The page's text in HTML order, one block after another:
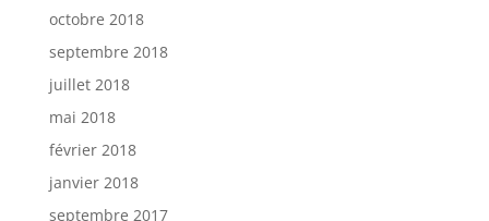
octobre 2018
septembre 2018
juillet 2018
mai 2018
février 2018
janvier 2018
septembre 2017